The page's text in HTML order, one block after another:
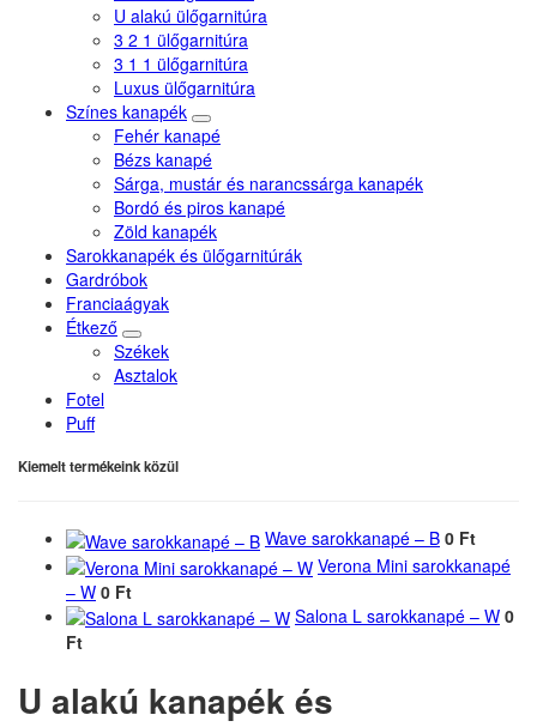
U alakú ülőgarnitúra
3 2 1 ülőgarnitúra
3 1 1 ülőgarnitúra
Luxus ülőgarnitúra
Színes kanapék
Fehér kanapé
Bézs kanapé
Sárga, mustár és narancssárga kanapék
Bordó és piros kanapé
Zöld kanapék
Sarokkanapék és ülőgarnitúrák
Gardróbok
Franciaágyak
Étkező
Székek
Asztalok
Fotel
Puff
Kiemelt termékeink közül
Wave sarokkanapé – B 0 Ft
Verona Mini sarokkanapé
– W 0 Ft
Salona L sarokkanapé – W 0
Ft
U alakú kanapék és